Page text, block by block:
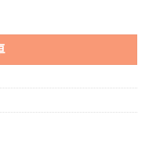
上型】營業用 數量